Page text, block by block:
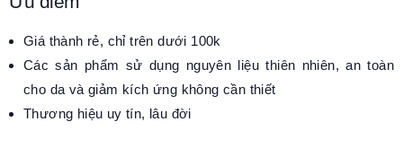
Giá thành rẻ, chỉ trên dưới 100k
Các sản phẩm sử dụng nguyên liệu thiên nhiên, an toàn
cho da và giảm kích ứng không cần thiết
Thương hiệu uy tín, lâu đời